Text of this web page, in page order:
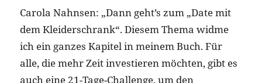
Carola Nahnsen: „Dann geht’s zum „Date mit
dem Kleiderschrank“. Diesem Thema widme
ich ein ganzes Kapitel in meinem Buch. Für
alle, die mehr Zeit investieren möchten, gibt es
auch eine 21-Tage-Challenge, um den